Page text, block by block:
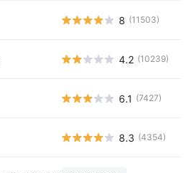
8 (11503)
4.2 (10239)
6.1 (7427)
8.3 (4354)